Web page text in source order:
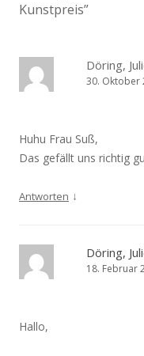
Kunstpreis”
Döring,
30. Oktober
Huhu Frau Suß,
Das gefällt uns richtig
Antworten ↓
Döring,
18. Februar
Hallo,